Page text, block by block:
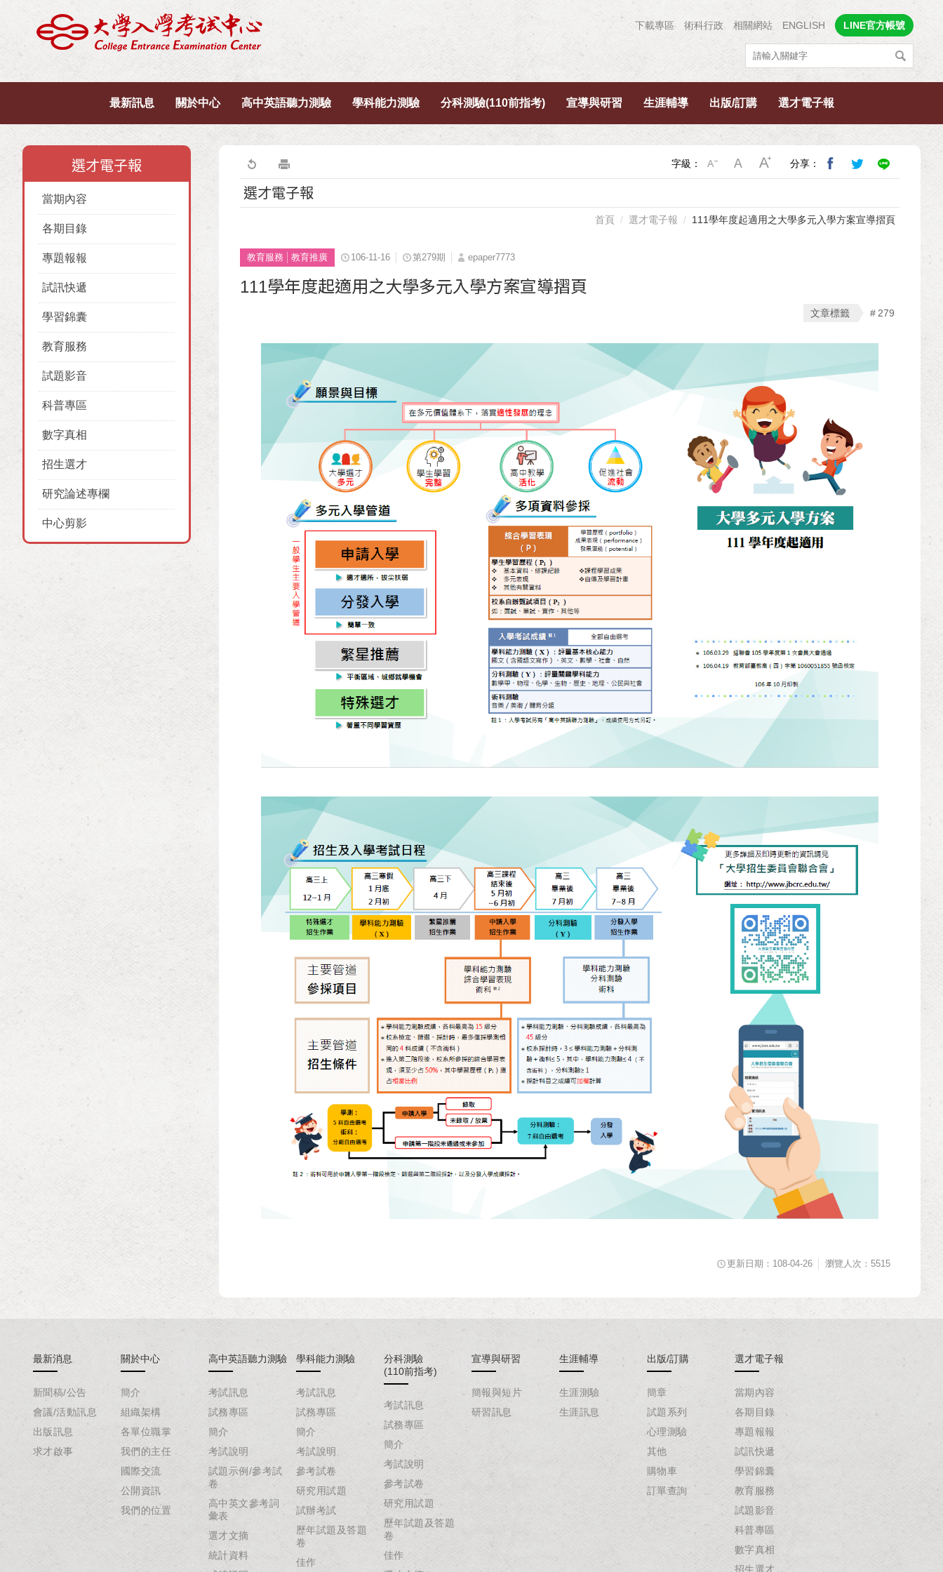
下載專區 術科行政 相關網站 ENGLISH LINE官方帳號
最新訊息 關於中心 高中英語聽力測驗 學科能力測驗 分科測驗(110前指考) 宣導與研習 生涯輔導 出版/訂購 選才電子報
選才電子報
當期內容
各期目錄
專題報報
試訊快遞
學習錦囊
教育服務
試題影音
科普專區
數字真相
招生選才
研究論述專欄
中心剪影
字級： 分享：
選才電子報
首頁 選才電子報 111學年度起適用之大學多元入學方案宣導摺頁
教育服務 教育推廣 106-11-16 第279期 epaper7773
111學年度起適用之大學多元入學方案宣導摺頁
文章標籤 279
更新日期：108-04-26 瀏覽人次：5515
最新消息
新聞稿/公告
會議/活動訊息
出版訊息
求才啟事
關於中心
簡介
組織架構
各單位職掌
我們的主任
國際交流
公開資訊
我們的位置
高中英語聽力測驗
考試訊息
試務專區
簡介
考試說明
試題示例/參考試
卷
高中英文參考詞
彙表
選才文摘
統計資料
學科能力測驗
考試訊息
試務專區
簡介
考試說明
參考試卷
研究用試題
試辦考試
歷年試題及答題
卷
佳作
分科測驗
(110前指考)
考試訊息
試務專區
簡介
考試說明
參考試卷
研究用試題
歷年試題及答題
卷
佳作
宣導與研習
簡報與短片
研習訊息
生涯輔導
生涯測驗
生涯訊息
出版/訂購
簡章
試題系列
心理測驗
其他
購物車
訂單查詢
選才電子報
當期內容
各期目錄
專題報報
試訊快遞
學習錦囊
教育服務
試題影音
科普專區
數字真相
招生選才